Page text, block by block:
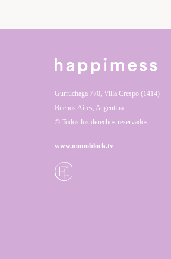
Gurruchaga 770, Villa Crespo (1414)
Buenos Aires, Argentina
© Todos los derechos reservados.
www.monoblock.tv